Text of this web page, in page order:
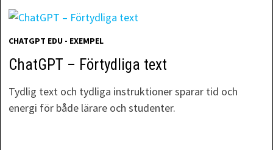
CHATGPT EDU - EXEMPEL
ChatGPT – Förtydliga text
Tydlig text och tydliga instruktioner sparar tid och
energi för både lärare och studenter.